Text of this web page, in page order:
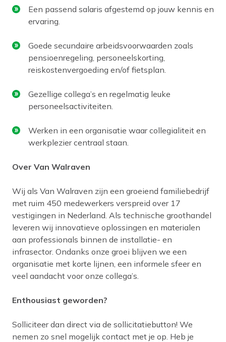
Een passend salaris afgestemd op jouw kennis en
ervaring.
Goede secundaire arbeidsvoorwaarden zoals
pensioenregeling, personeelskorting,
reiskostenvergoeding en/of fietsplan.
Gezellige collega’s en regelmatig leuke
personeelsactiviteiten.
Werken in een organisatie waar collegialiteit en
werkplezier centraal staan.
Over Van Walraven
Wij als Van Walraven zijn een groeiend familiebedrijf
met ruim 450 medewerkers verspreid over 17
vestigingen in Nederland. Als technische groothandel
leveren wij innovatieve oplossingen en materialen
aan professionals binnen de installatie- en
infrasector. Ondanks onze groei blijven we een
organisatie met korte lijnen, een informele sfeer en
veel aandacht voor onze collega’s.
Enthousiast geworden?
Solliciteer dan direct via de sollicitatiebutton! We
nemen zo snel mogelijk contact met je op. Heb je